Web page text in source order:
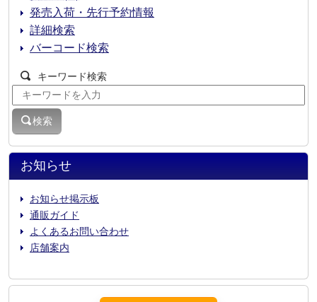
お知らせ
お知らせ掲示板
通販ガイド
よくあるお問い合わせ
店舗案内
発売入荷・先行予約情報
詳細検索
バーコード検索
キーワード検索
検索